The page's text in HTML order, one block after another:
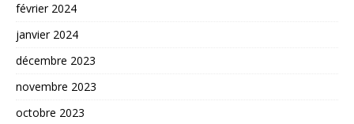
février 2024
janvier 2024
décembre 2023
novembre 2023
octobre 2023